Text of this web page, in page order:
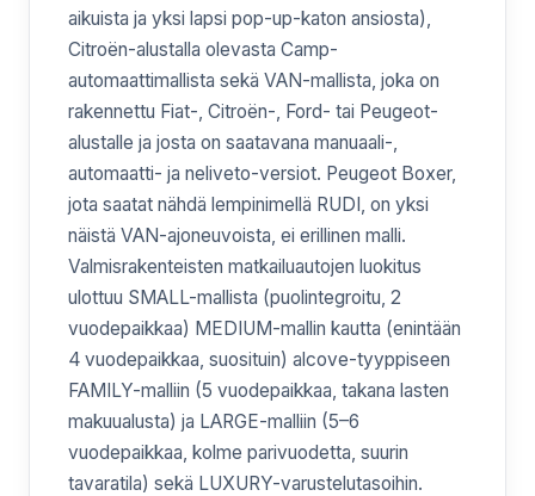
aikuista ja yksi lapsi pop-up-katon ansiosta),
Citroën-alustalla olevasta Camp-
automaattimallista sekä VAN-mallista, joka on
rakennettu Fiat-, Citroën-, Ford- tai Peugeot-
alustalle ja josta on saatavana manuaali-,
automaatti- ja neliveto-versiot. Peugeot Boxer,
jota saatat nähdä lempinimellä RUDI, on yksi
näistä VAN-ajoneuvoista, ei erillinen malli.
Valmisrakenteisten matkailuautojen luokitus
ulottuu SMALL-mallista (puolintegroitu, 2
vuodepaikkaa) MEDIUM-mallin kautta (enintään
4 vuodepaikkaa, suosituin) alcove-tyyppiseen
FAMILY-malliin (5 vuodepaikkaa, takana lasten
makuualusta) ja LARGE-malliin (5–6
vuodepaikkaa, kolme parivuodetta, suurin
tavaratila) sekä LUXURY-varustelutasoihin.